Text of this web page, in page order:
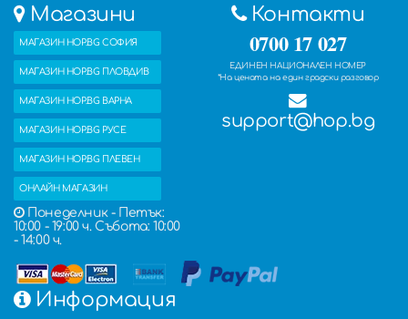
Магазини
МАГАЗИН HOP.BG СОФИЯ
МАГАЗИН HOP.BG ПЛОВДИВ
МАГАЗИН HOP.BG ВАРНА
МАГАЗИН HOP.BG РУСЕ
МАГАЗИН HOP.BG ПЛЕВЕН
ОНЛАЙН МАГАЗИН
Понеделник - Петък:
10:00 - 19:00 ч. Събота: 10:00
- 14:00 ч.
Контакти
0700 17 027
ЕДИНЕН НАЦИОНАЛЕН НОМЕР
*На цената на един градски разговор
support@hop.bg
Информация